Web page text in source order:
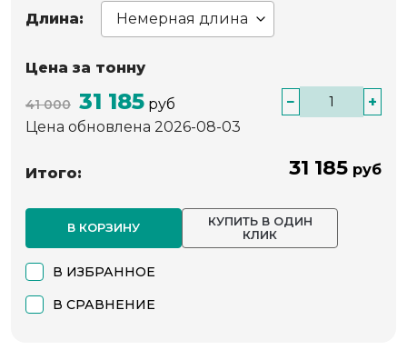
Длина:
Цена за тонну
41 000 31 185 руб −
+
Цена обновлена 2026-08-03
Итого: 31 185 руб
В КОРЗИНУ
КУПИТЬ В ОДИН
КЛИК
В ИЗБРАННОЕ
В СРАВНЕНИЕ